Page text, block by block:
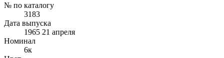
№ по каталогу
3183
Дата выпуска
1965 21 апреля
Номинал
6к